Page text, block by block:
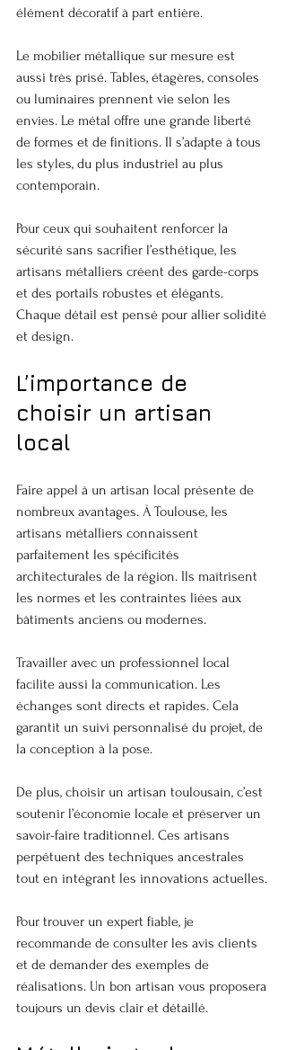
élément décoratif à part entière.
Le mobilier métallique sur mesure est
aussi très prisé. Tables, étagères, consoles
ou luminaires prennent vie selon les
envies. Le métal offre une grande liberté
de formes et de finitions. Il s’adapte à tous
les styles, du plus industriel au plus
contemporain.
Pour ceux qui souhaitent renforcer la
sécurité sans sacrifier l’esthétique, les
artisans métalliers créent des garde-corps
et des portails robustes et élégants.
Chaque détail est pensé pour allier solidité
et design.
L’importance de
choisir un artisan
local
Faire appel à un artisan local présente de
nombreux avantages. À Toulouse, les
artisans métalliers connaissent
parfaitement les spécificités
architecturales de la région. Ils maîtrisent
les normes et les contraintes liées aux
bâtiments anciens ou modernes.
Travailler avec un professionnel local
facilite aussi la communication. Les
échanges sont directs et rapides. Cela
garantit un suivi personnalisé du projet, de
la conception à la pose.
De plus, choisir un artisan toulousain, c’est
soutenir l’économie locale et préserver un
savoir-faire traditionnel. Ces artisans
perpétuent des techniques ancestrales
tout en intégrant les innovations actuelles.
Pour trouver un expert fiable, je
recommande de consulter les avis clients
et de demander des exemples de
réalisations. Un bon artisan vous proposera
toujours un devis clair et détaillé.